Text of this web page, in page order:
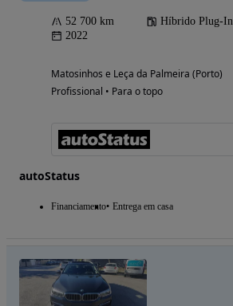
52 700 km Híbrido Plug-In
2022
Matosinhos e Leça da Palmeira (Porto)
Profissional • Para o topo
autoStatus
Financiamento Entrega em casa